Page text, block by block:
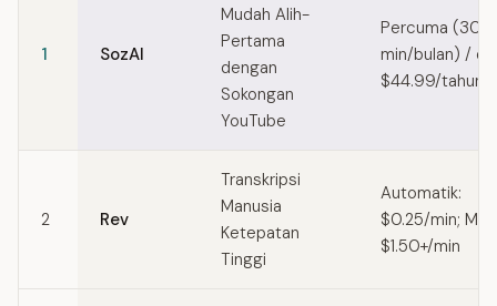
1 SozAI
Mudah Alih-
Pertama
dengan
Sokongan
YouTube
Percuma (30
min/bulan) /
$44.99/tahun
2 Rev
Transkripsi
Manusia
Ketepatan
Tinggi
Automatik:
$0.25/min;
$1.50+/min